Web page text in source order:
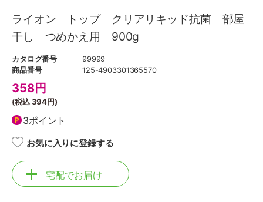
ライオン トップ クリアリキッド抗菌 部屋
干し つめかえ用 900g
カタログ番号
99999
商品番号
125-4903301365570
358円
(税込394円)
3ポイント
お気に入りに登録する
宅配でお届け